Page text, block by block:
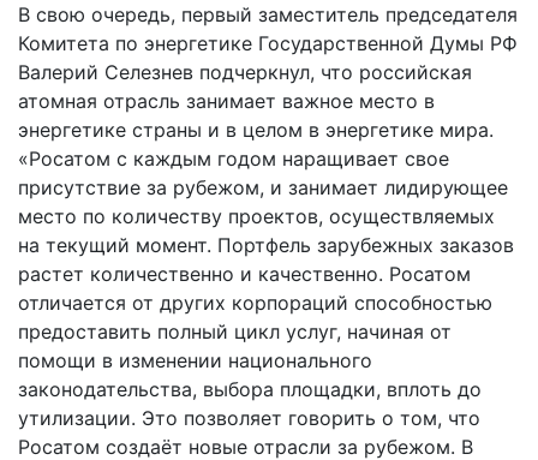
В свою очередь, первый заместитель председателя
Комитета по энергетике Государственной Думы РФ
Валерий Селезнев подчеркнул, что российская
атомная отрасль занимает важное место в
энергетике страны и в целом в энергетике мира.
«Росатом с каждым годом наращивает свое
присутствие за рубежом, и занимает лидирующее
место по количеству проектов, осуществляемых
на текущий момент. Портфель зарубежных заказов
растет количественно и качественно. Росатом
отличается от других корпораций способностью
предоставить полный цикл услуг, начиная от
помощи в изменении национального
законодательства, выбора площадки, вплоть до
утилизации. Это позволяет говорить о том, что
Росатом создаёт новые отрасли за рубежом. В